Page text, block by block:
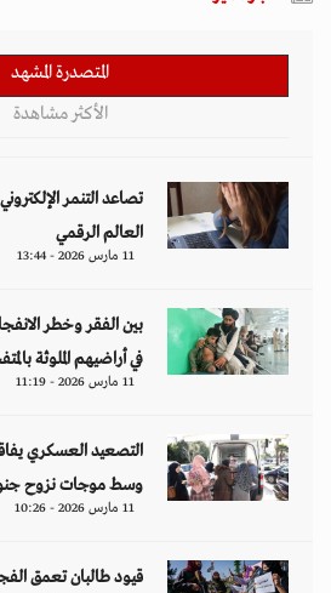
المتصدرة المشهد
الأكثر مشاهدة
تصاعد التنمر
العالم الرقمي
11 مارس 2026 - 13:44
بين الفقر وخطر
في أراضيهم الملوثة
11 مارس 2026 - 11:19
التصعيد العسكري
وسط موجات نزوح
11 مارس 2026 - 10:26
قيود طالبان تعمق